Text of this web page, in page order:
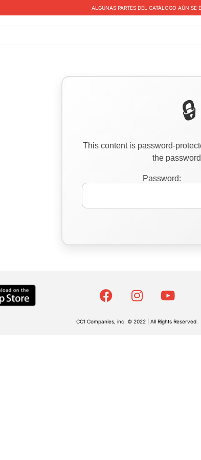
ALGUNAS PARTES DEL CATÁLOGO AÚN SE
This content is password-
the
Password:
CC1 Companies, inc. © 2022 | All Rights Reserved.